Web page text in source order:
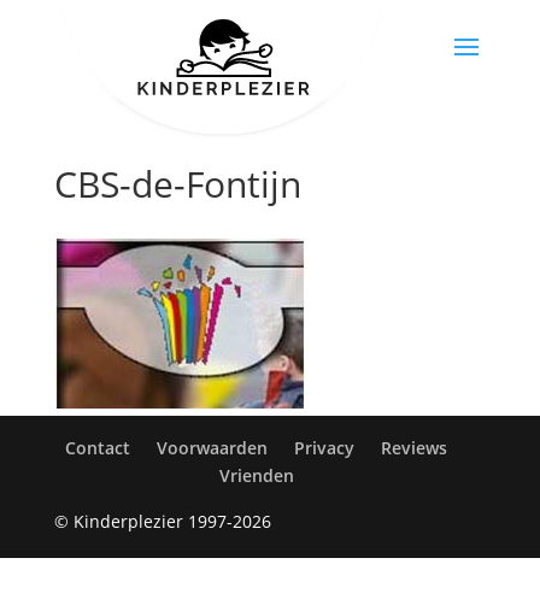
CBS-de-Fontijn
Contact Voorwaarden Privacy
Reviews
Vrienden
© Kinderplezier 1997-2026